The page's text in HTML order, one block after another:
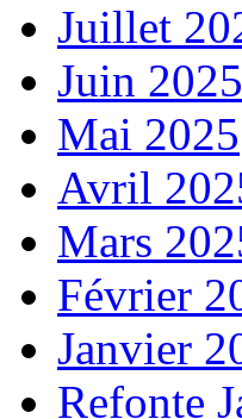
Juillet
Juin 2025
Mai 2025
Avril
Mars
Février
Janvier
Refonte